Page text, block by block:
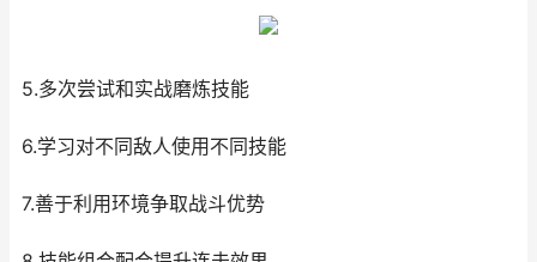
5.多次尝试和实战磨炼技能
6.学习对不同敌人使用不同技能
7.善于利用环境争取战斗优势